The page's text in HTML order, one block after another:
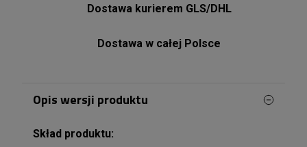
Dostawa kurierem GLS/DHL
Dostawa w całej Polsce
Opis wersji produktu
Skład produktu: